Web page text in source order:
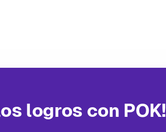
logros con POK!